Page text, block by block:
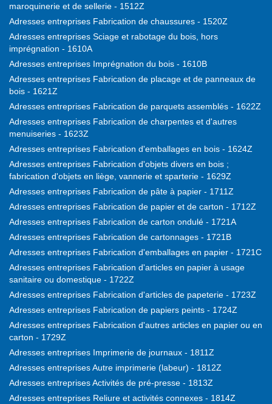
maroquinerie et de sellerie - 1512Z
Adresses entreprises Fabrication de chaussures - 1520Z
Adresses entreprises Sciage et rabotage du bois, hors
imprégnation - 1610A
Adresses entreprises Imprégnation du bois - 1610B
Adresses entreprises Fabrication de placage et de panneaux de
bois - 1621Z
Adresses entreprises Fabrication de parquets assemblés - 1622Z
Adresses entreprises Fabrication de charpentes et d'autres
menuiseries - 1623Z
Adresses entreprises Fabrication d'emballages en bois - 1624Z
Adresses entreprises Fabrication d'objets divers en bois ;
fabrication d'objets en liège, vannerie et sparterie - 1629Z
Adresses entreprises Fabrication de pâte à papier - 1711Z
Adresses entreprises Fabrication de papier et de carton - 1712Z
Adresses entreprises Fabrication de carton ondulé - 1721A
Adresses entreprises Fabrication de cartonnages - 1721B
Adresses entreprises Fabrication d'emballages en papier - 1721C
Adresses entreprises Fabrication d'articles en papier à usage
sanitaire ou domestique - 1722Z
Adresses entreprises Fabrication d'articles de papeterie - 1723Z
Adresses entreprises Fabrication de papiers peints - 1724Z
Adresses entreprises Fabrication d'autres articles en papier ou en
carton - 1729Z
Adresses entreprises Imprimerie de journaux - 1811Z
Adresses entreprises Autre imprimerie (labeur) - 1812Z
Adresses entreprises Activités de pré-presse - 1813Z
Adresses entreprises Reliure et activités connexes - 1814Z